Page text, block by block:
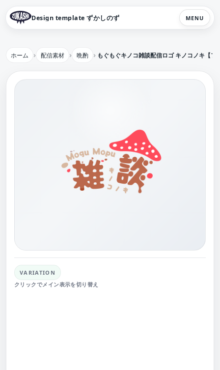
Design template ずかしのず MENU
ホーム 配信素材 晩酌 もぐもぐキノコ雑談配信ロゴ キノコノキ【フ
VARIATION
クリックでメイン表示を切り替え